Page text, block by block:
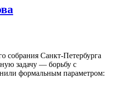
собрания Санкт-Петербурга
задачу — борьбу с
формальным параметром: